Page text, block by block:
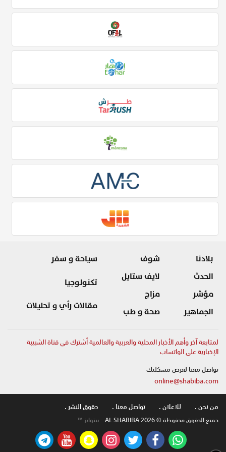
بلادنا
الحدث
مؤشر
الجماهير
شوف
لايف ستايل
مزاج
صحة و طب
سياحة و سفر
تكنولوجيا
مقالات رأي و تحليلات
لمتابعة آخر وأهم الأخبار المحلية والعربية والعالمية أشترك في قناة الشبيبة
الإخبارية على الواتساب
تواصل معنا لعرض مشكلتك
online@shabiba.com
من نحن .
للاعلان . تواصل معنا . حقوق النشر .
جميع الحقوق محفوظة © AL SHABIBA 2026 بيتوايز ™